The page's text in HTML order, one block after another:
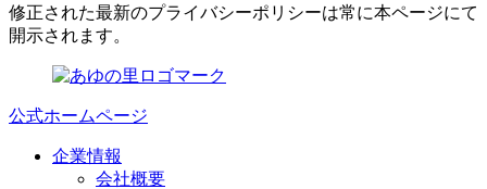
修正された最新のプライバシーポリシーは常に本ページにて
開示されます。
公式ホームページ
企業情報
会社概要